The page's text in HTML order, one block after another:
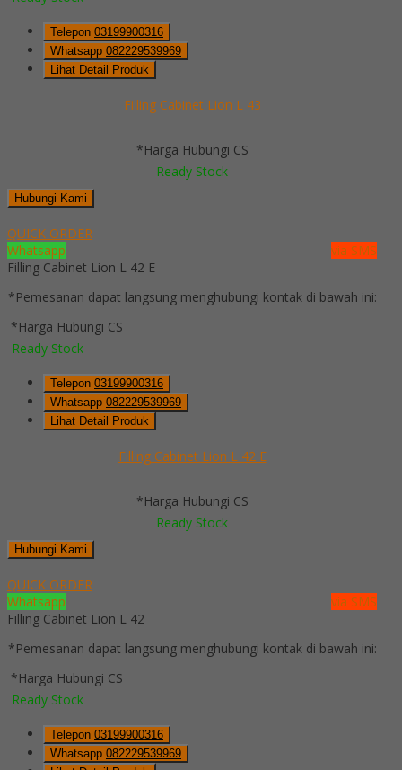
Telepon 03199900316
Whatsapp 082229539969
Lihat Detail Produk
Filling Cabinet Lion L 43
*Harga Hubungi CS
Ready Stock
Hubungi Kami
QUICK ORDER
Whatsapp
via SMS
Filling Cabinet Lion L 42 E
*Pemesanan dapat langsung menghubungi kontak di bawah ini:
*Harga Hubungi CS
Ready Stock
Telepon 03199900316
Whatsapp 082229539969
Lihat Detail Produk
Filling Cabinet Lion L 42 E
*Harga Hubungi CS
Ready Stock
Hubungi Kami
QUICK ORDER
Whatsapp
via SMS
Filling Cabinet Lion L 42
*Pemesanan dapat langsung menghubungi kontak di bawah ini:
*Harga Hubungi CS
Ready Stock
Telepon 03199900316
Whatsapp 082229539969